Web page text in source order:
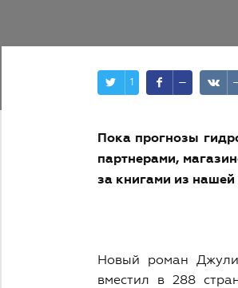
1 —
Пока прогнозы
партнерами,
за книгами из
Новый роман
вместил в 288